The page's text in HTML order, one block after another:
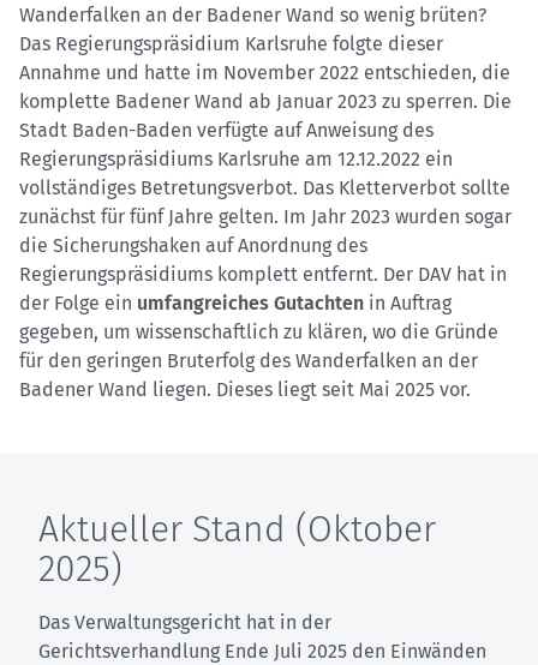
Wanderfalken an der Badener Wand so wenig brüten?
Das Regierungspräsidium Karlsruhe folgte dieser
Annahme und hatte im November 2022 entschieden, die
komplette Badener Wand ab Januar 2023 zu sperren. Die
Stadt Baden-Baden verfügte auf Anweisung des
Regierungspräsidiums Karlsruhe am 12.12.2022 ein
vollständiges Betretungsverbot. Das Kletterverbot sollte
zunächst für fünf Jahre gelten. Im Jahr 2023 wurden sogar
die Sicherungshaken auf Anordnung des
Regierungspräsidiums komplett entfernt. Der DAV hat in
der Folge ein umfangreiches Gutachten in Auftrag
gegeben, um wissenschaftlich zu klären, wo die Gründe
für den geringen Bruterfolg des Wanderfalken an der
Badener Wand liegen. Dieses liegt seit Mai 2025 vor.
Aktueller Stand (Oktober
2025)
Das Verwaltungsgericht hat in der
Gerichtsverhandlung Ende Juli 2025 den Einwänden